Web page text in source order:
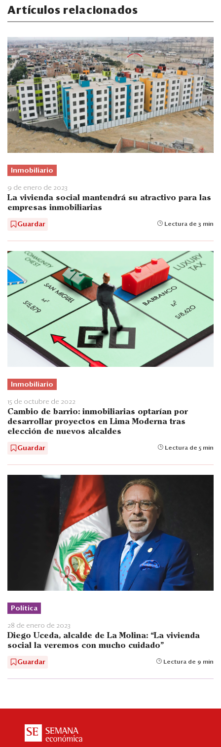
Artículos relacionados
Inmobiliario
9 de enero de 2023
La vivienda social mantendrá su atractivo para las
empresas inmobiliarias
Guardar Lectura de 3 min
Inmobiliario
15 de octubre de 2022
Cambio de barrio: inmobiliarias optarían por
desarrollar proyectos en Lima Moderna tras
elección de nuevos alcaldes
Guardar Lectura de 5 min
Política
28 de enero de 2023
Diego Uceda, alcalde de La Molina: “La vivienda
social la veremos con mucho cuidado"
Guardar Lectura de 9 min